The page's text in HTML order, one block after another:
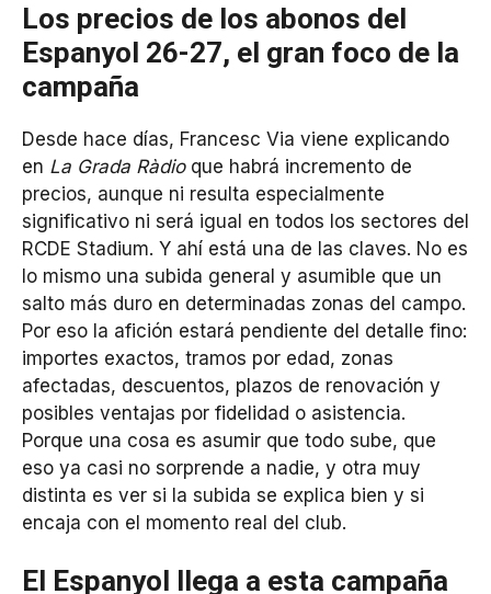
Los precios de los abonos del
Espanyol 26-27, el gran foco de la
campaña
Desde hace días, Francesc Via viene explicando
en La Grada Ràdioque habrá incremento de
precios, aunque ni resulta especialmente
significativo ni será igual en todos los sectores del
RCDE Stadium. Y ahí está una de las claves. No es
lo mismo una subida general y asumible que un
salto más duro en determinadas zonas del campo.
Por eso la afición estará pendiente del detalle fino:
importes exactos, tramos por edad, zonas
afectadas, descuentos, plazos de renovación y
posibles ventajas por fidelidad o asistencia.
Porque una cosa es asumir que todo sube, que
eso ya casi no sorprende a nadie, y otra muy
distinta es ver si la subida se explica bien y si
encaja con el momento real del club.
El Espanyol llega a esta campaña